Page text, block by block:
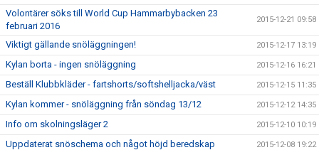
Volontärer söks till World Cup Hammarbybacken 23
februari 2016
2015-12-21 09:58
Viktigt gällande snöläggningen! 2015-12-17 13:19
Kylan borta - ingen snöläggning 2015-12-16 16:21
Beställ Klubbkläder - fartshorts/softshelljacka/väst 2015-12-15 11:35
Kylan kommer - snöläggning från söndag 13/12 2015-12-12 14:35
Info om skolningsläger 2 2015-12-10 10:19
Uppdaterat snöschema och något höjd beredskap 2015-12-08 19:22